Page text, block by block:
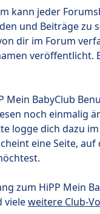
kann jeder
und Beiträge zu
dir im Forum
Mein BabyClub
noch einmalig
logge dich dazu
eine Seite,
zum HiPP Mein
vieleweitere Club-